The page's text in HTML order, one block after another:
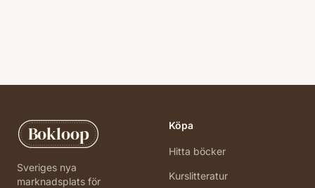
Bokloop
Sveriges nya
marknadsplats för
Köpa
Hitta böcker
Kurslitteratur